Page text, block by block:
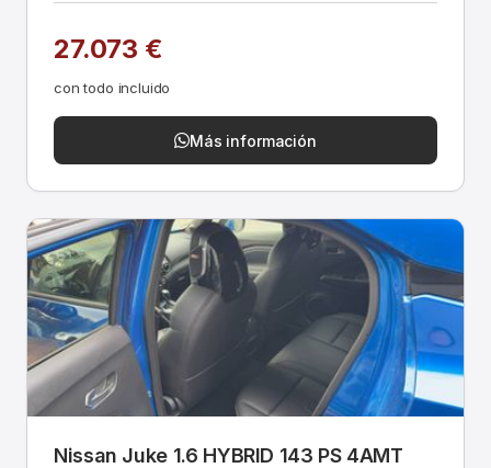
27.073 €
con todo incluido
Más información
Nissan Juke 1.6 HYBRID 143 PS 4AMT